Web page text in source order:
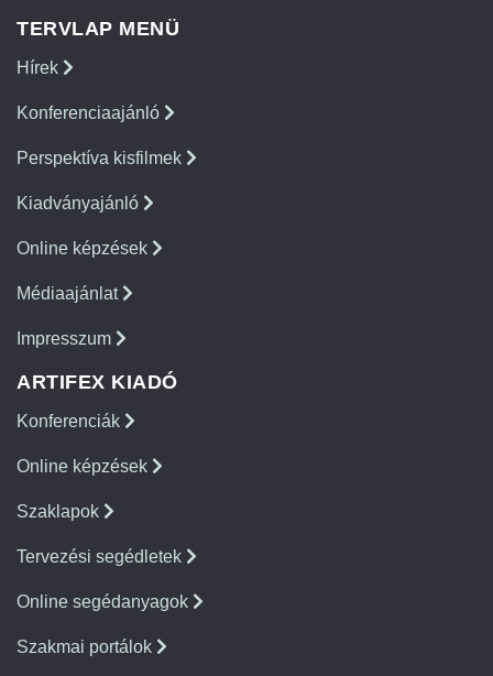
TERVLAP MENÜ
Hírek
Konferenciaajánló
Perspektíva kisfilmek
Kiadványajánló
Online képzések
Médiaajánlat
Impresszum
ARTIFEX KIADÓ
Konferenciák
Online képzések
Szaklapok
Tervezési segédletek
Online segédanyagok
Szakmai portálok